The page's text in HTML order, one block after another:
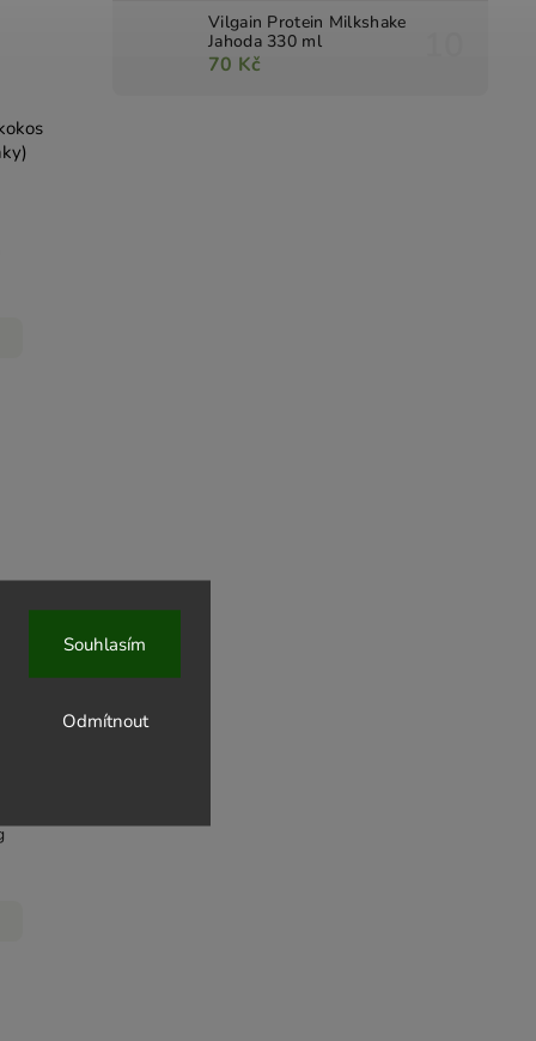
Odmítnout
Souhlasím
Vilgain Protein Milkshake
Jahoda 330 ml
70 Kč